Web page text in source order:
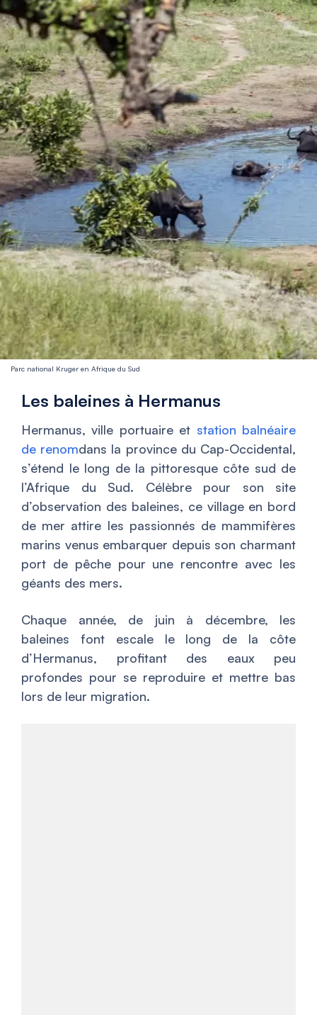
Parc national Kruger en Afrique du Sud
Les baleines à Hermanus
Hermanus, ville portuaire et station balnéaire
de renomdans la province du Cap-Occidental,
s’étend le long de la pittoresque côte sud de
l’Afrique du Sud. Célèbre pour son site
d’observation des baleines, ce village en bord
de mer attire les passionnés de mammifères
marins venus embarquer depuis son charmant
port de pêche pour une rencontre avec les
géants des mers.
Chaque année, de juin à décembre, les
baleines font escale le long de la côte
d’Hermanus, profitant des eaux peu
profondes pour se reproduire et mettre bas
lors de leur migration.